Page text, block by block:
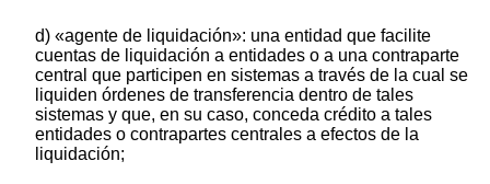
d) «agente de liquidación»: una entidad que facilite
cuentas de liquidación a entidades o a una contraparte
central que participen en sistemas a través de la cual se
liquiden órdenes de transferencia dentro de tales
sistemas y que, en su caso, conceda crédito a tales
entidades o contrapartes centrales a efectos de la
liquidación;